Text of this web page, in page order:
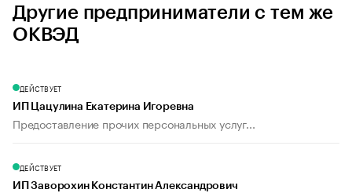
Другие предприниматели с тем же
ОКВЭД
ДЕЙСТВУЕТ
ИП Цацулина Екатерина Игоревна
Предоставление прочих персональных услуг...
ДЕЙСТВУЕТ
ИП Заворохин Константин Александрович